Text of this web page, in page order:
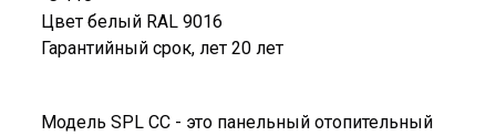
Цвет белый RAL 9016
Гарантийный срок, лет 20 лет
Модель SPL СС - это панельный отопительный